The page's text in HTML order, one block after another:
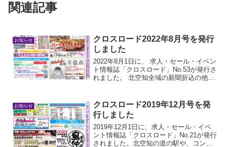
関連記事
お知らせ
クロスロード2022年8月号を発行
しました
2022年8月1日に、 求人・セール・イベン
ト情報誌「クロスロード」No.53が発行さ
れました。 北空知全域の新聞折込の他、
覧ください
お知らせ
クロスロード2019年12月号を発
行しました
2019年12月1日に、求人・セール・イベ
ント情報誌「クロスロード」No.21が発行
されました。北空知の道の駅や、コンビ